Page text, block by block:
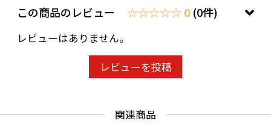
ュアルでも
■プレゼント、ギフトに
入社、入学、お誕生日などのギフトにもオスス
この商品のレビュー ☆☆☆☆☆ 0 (0件)
レビューはありません。
レビューを投稿
関連商品